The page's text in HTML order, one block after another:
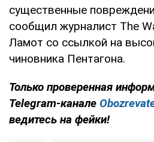
существенные
сообщил журналист The
Ламот со ссылкой на
чиновника Пентагона.
Только проверенная
Telegram-канале
ведитесь на фейки!